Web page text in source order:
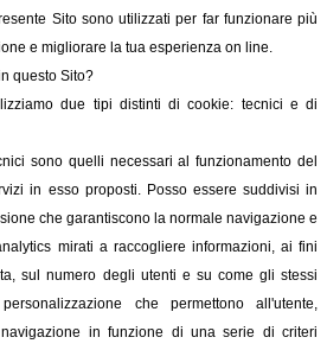
Sito sono utilizzati per far funzionare più
e migliorare la tua esperienza on line.
questo Sito?
due tipi distinti di cookie: tecnici e di
sono quelli necessari al funzionamento del
in esso proposti. Posso essere suddivisi in
che garantiscono la normale navigazione e
mirati a raccogliere informazioni, ai fini
sul numero degli utenti e su come gli stessi
che permettono all'utente,
in funzione di una serie di criteri